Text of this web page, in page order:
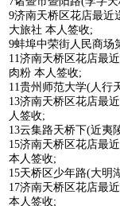
9济南天桥区花店最近
大旅社 本人签收;
9蚌埠中荣街人民商场
11济南天桥区花店最
肉粉 本人签收;
11贵州师范大学(人行
13济南天桥区花店最
人签收;
13云集路天桥下(近夷
15济南天桥区花店最
本人签收;
15天桥区少年路(大明
17济南天桥区花店最
本人签收;